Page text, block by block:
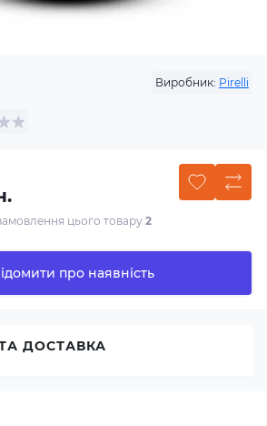
Виробник: Pirelli
цього товару 2
про наявність
ДОСТАВКА